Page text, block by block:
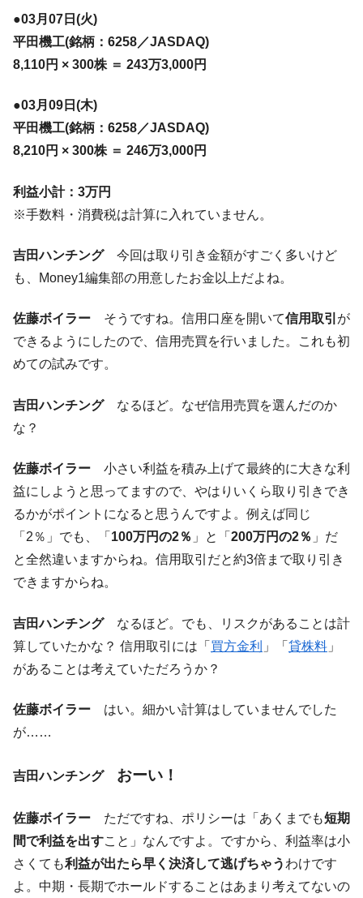
『Money1』
ン』1人当たり賠償10万ウォンを認定 ⇒ 総額3兆7,000億
『Money1』 韓国で猛暑。南東部では干ばつ
「KDDX」1番艦、2032年竣工と公示
『Money1』
【対日本円】ウォン安が急進！ 日米の協調
に韓国がいっちょがみしたのでは。
は韓国で『BYD』車は売れている。6カ月で対前年同期比
1.9倍！
く空港に詰めかけ「出て行け！」「極右勢力」のプラカー
ドを掲げる「在韓反米勢力」
ータセンター整備」⇒ だから無理だってば。
『Money1』
JPモルガン「韓国レバレッジETFの清算は
ほぼ終わった」
発。
『Money1』
『Money1』
韓国「橋が落ちました」⇒ 耐久性「なさす
ぎ」では。
『Money1』
韓国鉄鋼最大手『POSCO』ズブズブ沈む。
営業利益80.2％も減少
Fact1
日本の誇る海洋資源調査船『白嶺』は先進技術の
塊！
府県とは？
Fact1 今話題の「楽天ライオンズ」とは？
Fact1
全て勝つといくら？ 競馬GI競走で勝利騎手がもら
える賞金とは？
Fact1
発表から2日で大崩壊、鳴かず飛ばずに終わりそう
Fact1
日本人マスターズ挑戦の歴史。松山以前に最高位
だった選手とは？
Fact1
甲子園通算本塁打、最多の清原に次いで多く打っ
ている意外な選手とは？
●03月07日(火)
平田機工(銘柄：6258／JASDAQ)
8,110円 × 300株 ＝ 243万3,000円
●03月09日(木)
平田機工(銘柄：6258／JASDAQ)
8,210円 × 300株 ＝ 246万3,000円
利益小計：3万円
※手数料・消費税は計算に入れていません。
吉田ハンチング今回は取り引き金額がすごく多いけど
も、Money1編集部の用意したお金以上だよね。
佐藤ボイラー そうですね。信用口座を開いて信用取引 が
できるようにしたので、信用売買を行いました。これも初
めての試みです。
吉田ハンチングなるほど。なぜ信用売買を選んだのか
な？
佐藤ボイラー 小さい利益を積み上げて最終的に大きな利
益にしようと思ってますので、やはりいくら取り引きでき
るかがポイントになると思うんですよ。例えば同じ
「2％」でも、「 100万円の2％ 」と「 200万円の2％ 」だ
と全然違いますからね。信用取引だと約3倍まで取り引き
できますからね。
吉田ハンチングなるほど。でも、リスクがあることは計
算していたかな？ 信用取引には「 買方金利 」「 貸株料 」
があることは考えていただろうか？
佐藤ボイラー はい。細かい計算はしていませんでした
が……
吉田ハンチング おーい！
佐藤ボイラー ただですね、ポリシーは「あくまでも短期
間で利益を出すこと」なんですよ。ですから、利益率は小
さくても利益が出たら早く決済して逃げちゃう わけです
よ。中期・長期でホールドすることはあまり考えてないの